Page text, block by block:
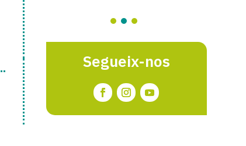
Segueix-nos